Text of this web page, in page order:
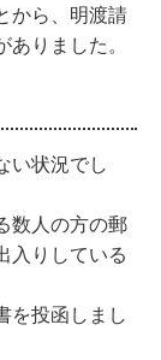
から、明渡請
りました。
い状況でし
数人の方の郵
入りしている
を投函しまし